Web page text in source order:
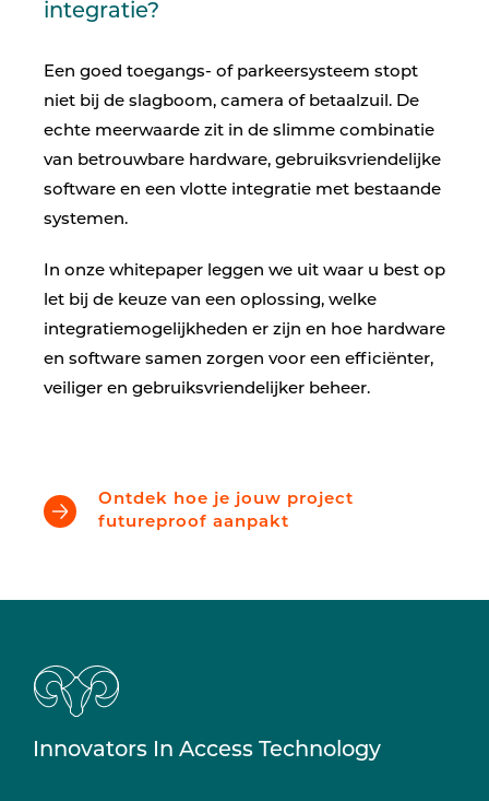
integratie?
Een goed toegangs- of parkeersysteem stopt
niet bij de slagboom, camera of betaalzuil. De
echte meerwaarde zit in de slimme combinatie
van betrouwbare hardware, gebruiksvriendelijke
software en een vlotte integratie met bestaande
systemen.
In onze whitepaper leggen we uit waar u best op
let bij de keuze van een oplossing, welke
integratiemogelijkheden er zijn en hoe hardware
en software samen zorgen voor een efficiënter,
veiliger en gebruiksvriendelijker beheer.
Ontdek hoe je jouw project
futureproof aanpakt
Innovators In Access Technology